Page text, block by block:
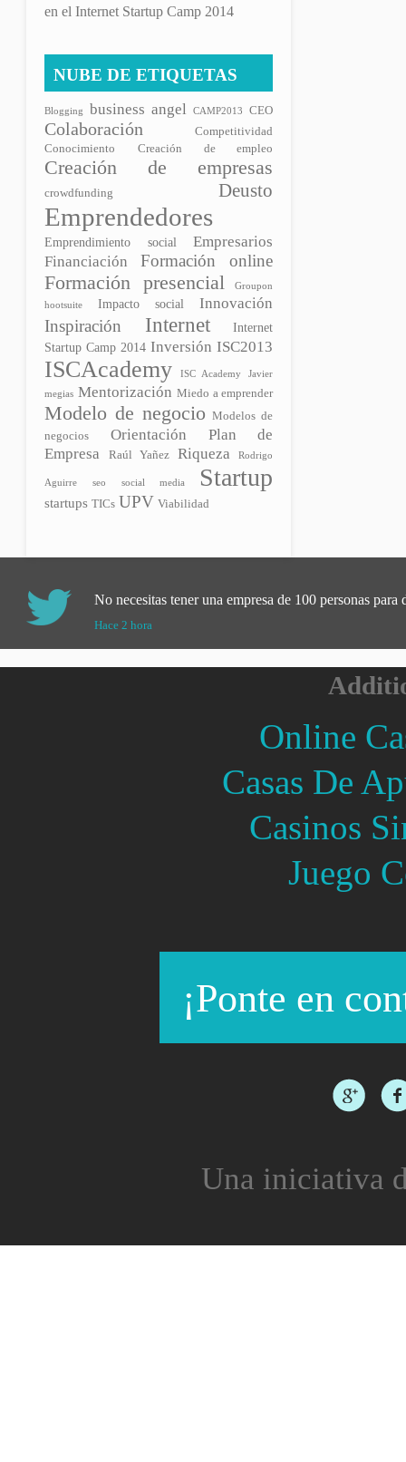
en el Internet Startup Camp 2014
NUBE DE ETIQUETAS
Blogging business angel CAMP2013 CEO
Colaboración
Competitividad
Conocimiento
Creación de empleo
Creación de empresas
crowdfunding Deusto
Emprendedores
Emprendimiento social Empresarios
Financiación Formación online
Formación presencial
Groupon
hootsuite
Impacto social Innovación
Inspiración Internet
Internet
Startup Camp 2014 Inversión ISC2013
ISCAcademy ISC Academy
Javier
megias Mentorización Miedo a emprender
Modelo de negocio
Modelos de
negocios
Orientación
Plan de
Empresa
Raúl Yañez Riqueza Rodrigo
Aguirre seo social media Startup
startups TICs UPV Viabilidad
No necesitas tener una empresa de 100 personas para
Hace 2 hora
Online
Casas De
Casinos
Juego
¡Ponte en
Una iniciativa